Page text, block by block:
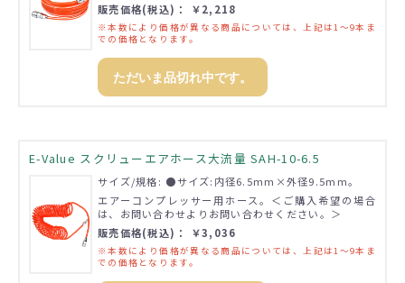
販売価格(税込)： ￥2,218
※本数により価格が異なる商品については、上記は1～9本ま
での価格となります。
ただいま品切れ中です。
E-Value スクリューエアホース大流量 SAH-10-6.5
サイズ/規格: ●サイズ:内径6.5mm×外径9.5mm。
エアーコンプレッサー用ホース。＜ご購入希望の場合
は、お問い合わせよりお問い合わせください。＞
販売価格(税込)： ￥3,036
※本数により価格が異なる商品については、上記は1～9本ま
での価格となります。